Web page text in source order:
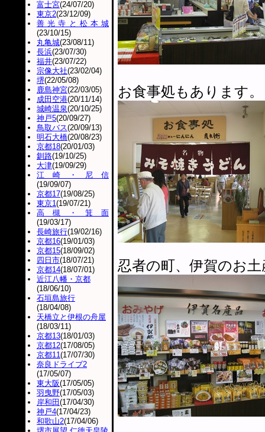
お食事処もあります。
忍者の町、伊賀のお
富士宮(24/07/20)
東京2(23/12/09)
善光寺と松本城
(23/10/15)
丸亀城(23/08/11)
長浜(23/07/30)
福井(23/07/22)
宗像大社(23/02/04)
堺(22/05/08)
鹿島神宮(22/03/05)
成田空港(20/11/14)
城崎温泉(20/10/25)
神戸5(20/09/27)
鳥取バス(20/09/13)
明石大橋(20/08/23)
京都18(20/01/03)
釧路(19/10/25)
大津(19/09/29)
江崎・尼信
(19/09/07)
京都17(19/08/25)
東京1(19/07/21)
高槻・箕面
(19/03/17)
長崎旅行(19/02/16)
京都16(19/01/03)
京都15(18/09/02)
四日市(18/07/21)
京都14(18/07/01)
近江八幡・京都
(18/06/10)
石垣島旅行
(18/04/08)
天橋立と伊根の舟屋
(18/03/11)
京都13(18/01/03)
京都12(17/08/05)
京都11(17/07/30)
奈良ドライブ2
(17/05/07)
東大阪(17/05/05)
羽曳野(17/05/03)
岸和田 (17/04/30)
神戸4(17/04/23)
和歌山2(17/04/06)